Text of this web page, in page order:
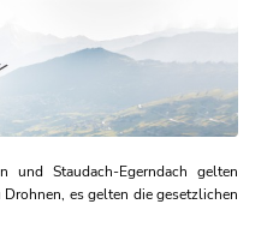
und Staudach-Egerndach gelten
es gelten die gesetzlichen